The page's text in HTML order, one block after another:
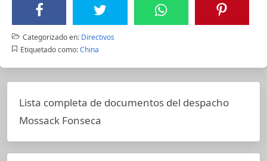
Categorizado en: Directivos
Etiquetado como: China
Lista completa de documentos del despacho
Mossack Fonseca